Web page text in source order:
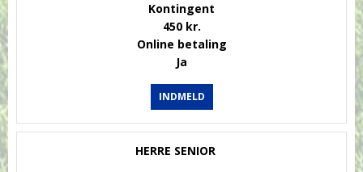
Kontingent
450 kr.
Online betaling
Ja
INDMELD
HERRE SENIOR